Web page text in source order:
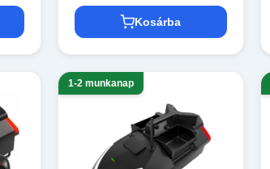
Kosárba
1-2 munkanap